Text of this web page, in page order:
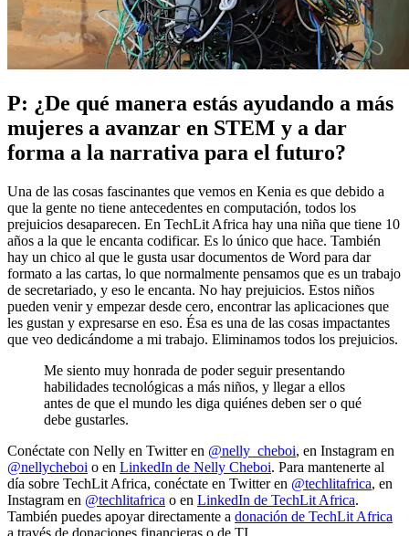
P: ¿De qué manera estás ayudando a más
mujeres a avanzar en STEM y a dar
forma a la narrativa para el futuro?
Una de las cosas fascinantes que vemos en Kenia es que debido a
que la gente no tiene antecedentes en computación, todos los
prejuicios desaparecen. En TechLit Africa hay una niña que tiene 10
años a la que le encanta codificar. Es lo único que hace. También
hay un chico al que le gusta usar documentos de Word para dar
formato a las cartas, lo que normalmente pensamos que es un trabajo
de secretariado, y eso le encanta. No hay prejuicios. Estos niños
pueden venir y empezar desde cero, encontrar las aplicaciones que
les gustan y expresarse en eso. Ésa es una de las cosas impactantes
que veo dedicándome a mi trabajo. Eliminamos todos los prejuicios.
Me siento muy honrada de poder seguir presentando
habilidades tecnológicas a más niños, y llegar a ellos
antes de que el mundo les diga quiénes deben ser o qué
debe gustarles.
Conéctate con Nelly en Twitter en @nelly_cheboi, en Instagram en
@nellycheboi o en LinkedIn de Nelly Cheboi. Para mantenerte al
día sobre TechLit Africa, conéctate en Twitter en @techlitafrica, en
Instagram en @techlitafrica o en LinkedIn de TechLit Africa.
También puedes apoyar directamente a donación de TechLit Africa
a través de donaciones financieras o de TI.